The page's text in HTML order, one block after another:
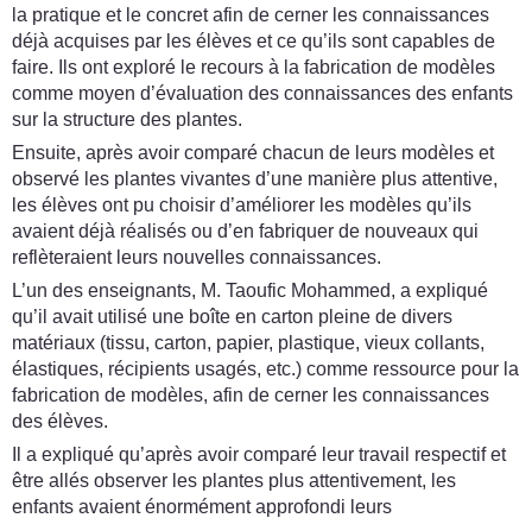
la pratique et le concret afin de cerner les connaissances
déjà acquises par les élèves et ce qu’ils sont capables de
faire. Ils ont exploré le recours à la fabrication de modèles
comme moyen d’évaluation des connaissances des enfants
sur la structure des plantes.
Ensuite, après avoir comparé chacun de leurs modèles et
observé les plantes vivantes d’une manière plus attentive,
les élèves ont pu choisir d’améliorer les modèles qu’ils
avaient déjà réalisés ou d’en fabriquer de nouveaux qui
reflèteraient leurs nouvelles connaissances.
L’un des enseignants, M. Taoufic Mohammed, a expliqué
qu’il avait utilisé une boîte en carton pleine de divers
matériaux (tissu, carton, papier, plastique, vieux collants,
élastiques, récipients usagés, etc.) comme ressource pour la
fabrication de modèles, afin de cerner les connaissances
des élèves.
Il a expliqué qu’après avoir comparé leur travail respectif et
être allés observer les plantes plus attentivement, les
enfants avaient énormément approfondi leurs